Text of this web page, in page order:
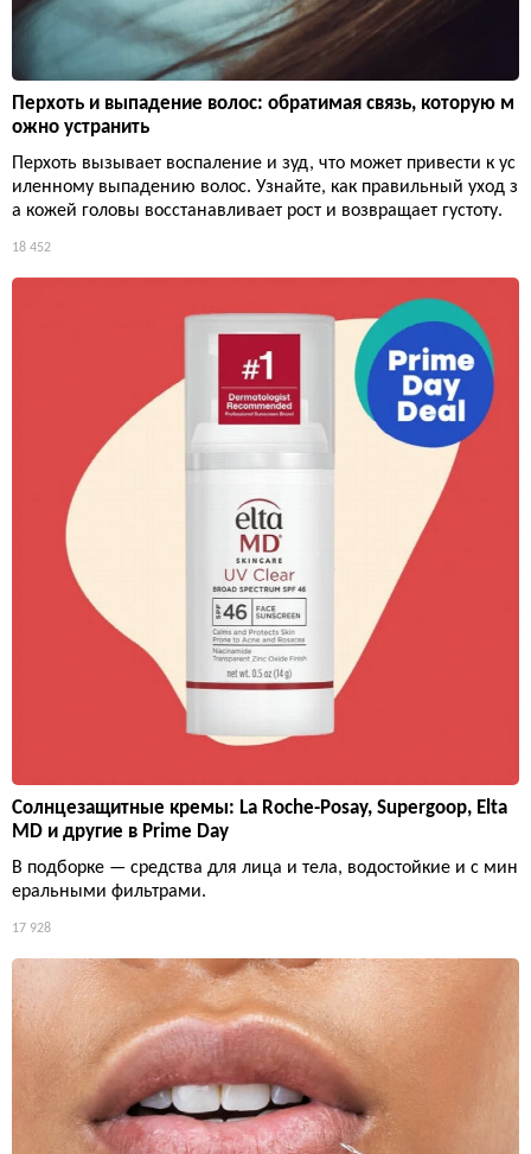
Перхоть и выпадение волос: обратимая связь, которую м
ожно устранить
Перхоть вызывает воспаление и зуд, что может привести к ус
иленному выпадению волос. Узнайте, как правильный уход з
а кожей головы восстанавливает рост и возвращает густоту.
18 452
Солнцезащитные кремы: La Roche-Posay, Supergoop, Elta
MD и другие в Prime Day
В подборке — средства для лица и тела, водостойкие и с мин
еральными фильтрами.
17 928